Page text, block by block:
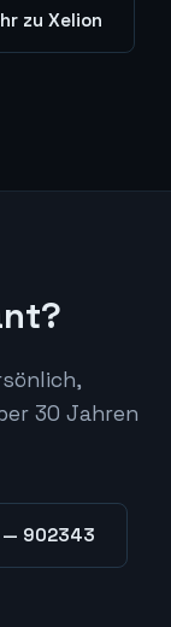
zu Xelion
30 Jahren
— 902343